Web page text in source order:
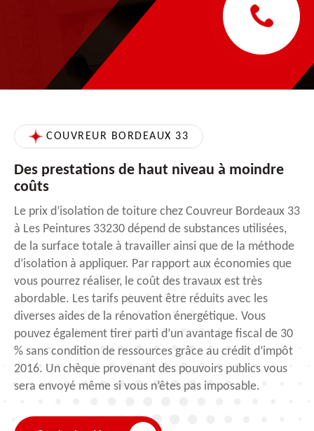
COUVREUR BORDEAUX 33
Des prestations de haut niveau à moindre
coûts
Le prix d’isolation de toiture chez Couvreur Bordeaux 33
à Les Peintures 33230 dépend de substances utilisées,
de la surface totale à travailler ainsi que de la méthode
d’isolation à appliquer. Par rapport aux économies que
vous pourrez réaliser, le coût des travaux est très
abordable. Les tarifs peuvent être réduits avec les
diverses aides de la rénovation énergétique. Vous
pouvez également tirer parti d’un avantage fiscal de 30
% sans condition de ressources grâce au crédit d’impôt
2016. Un chèque provenant des pouvoirs publics vous
sera envoyé même si vous n’êtes pas imposable.